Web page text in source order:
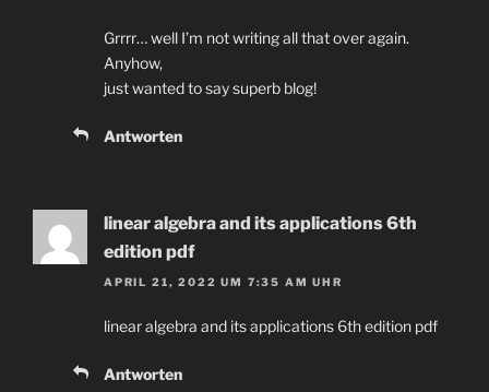
Grrrr… well I’m not writing all that over again.
Anyhow,
just wanted to say superb blog!
Antworten
linear algebra and its applications 6th
edition pdf
APRIL 21, 2022 UM 7:35 AM UHR
linear algebra and its applications 6th edition pdf
Antworten